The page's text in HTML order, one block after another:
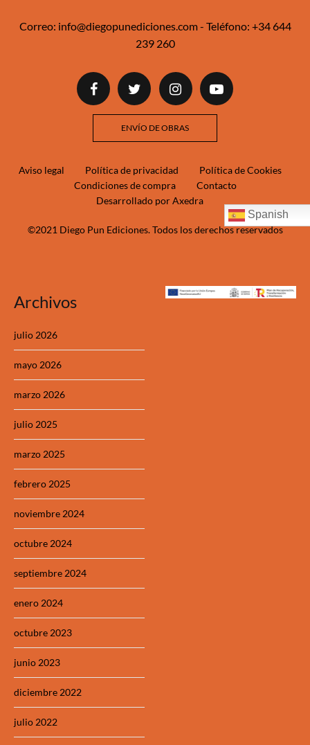
Correo: info@diegopunediciones.com- Teléfono: +34 644
239 260‬‬
ENVÍO DE OBRAS
©2021 Diego Pun Ediciones. Todos los derechos reservados
Aviso legal Política de privacidad
Política de Cookies
Condiciones de compra
Contacto
Desarrollado por Axedra
Spanish
Archivos
julio 2026
mayo 2026
marzo 2026
julio 2025
marzo 2025
febrero 2025
noviembre 2024
octubre 2024
septiembre 2024
enero 2024
octubre 2023
junio 2023
diciembre 2022
julio 2022